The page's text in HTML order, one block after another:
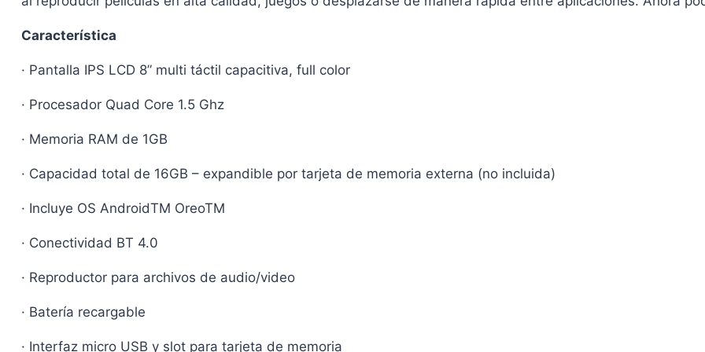
Característica
· Pantalla IPS LCD 8” multi táctil capacitiva, full color
· Procesador Quad Core 1.5 Ghz
· Memoria RAM de 1GB
· Capacidad total de 16GB – expandible por tarjeta de memoria externa (no incluida)
· Incluye OS AndroidTM OreoTM
· Conectividad BT 4.0
· Reproductor para archivos de audio/video
· Batería recargable
· Interfaz micro USB y slot para tarjeta de memoria